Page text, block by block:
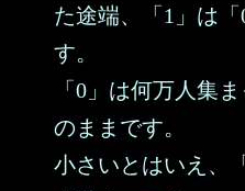
た途端、「1」は
す。
「0」は何万人集
のままです。
小さいとはいえ、